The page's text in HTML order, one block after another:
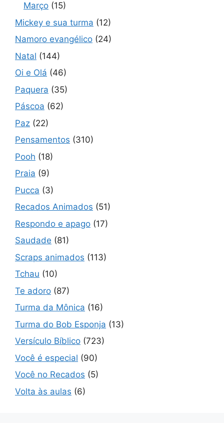
Março (15)
Mickey e sua turma (12)
Namoro evangélico (24)
Natal (144)
Oi e Olá (46)
Paquera (35)
Páscoa (62)
Paz (22)
Pensamentos (310)
Pooh (18)
Praia (9)
Pucca (3)
Recados Animados (51)
Respondo e apago (17)
Saudade (81)
Scraps animados (113)
Tchau (10)
Te adoro (87)
Turma da Mônica (16)
Turma do Bob Esponja (13)
Versículo Bíblico (723)
Você é especial (90)
Você no Recados (5)
Volta às aulas (6)